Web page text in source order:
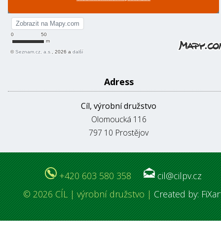
Adress
Cíl, výrobní družstvo
Olomoucká 116
797 10 Prostějov
+420 603 580 358
cil@cilpv.cz
© 2026 CÍL | výrobní družstvo |Created by: